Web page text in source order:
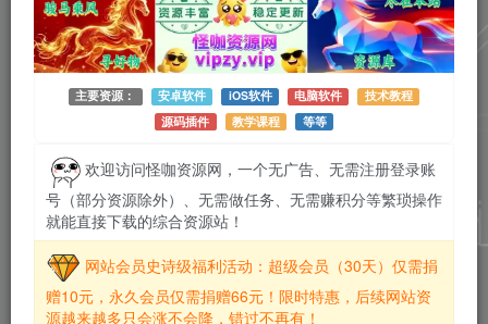
主要资源： 安卓软件 iOS软件 电脑软件
技术教程
源码插件
教学课程 等等
欢迎访问怪咖资源网，一个无广告、无需注册登录账
号（部分资源除外）、无需做任务、无需赚积分等繁琐操作
就能直接下载的综合资源站！
网站会员史诗级福利活动：超级会员（30天）仅需捐
赠10元，永久会员仅需捐赠66元！限时特惠，后续网站资
源越来越多只会涨不会降，错过不再有！